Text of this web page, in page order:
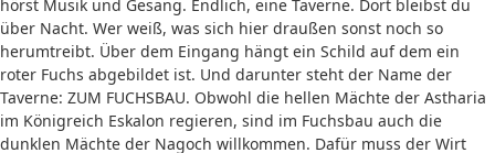
hörst Musik und Gesang. Endlich, eine Taverne. Dort bleibst du
über Nacht. Wer weiß, was sich hier draußen sonst noch so
herumtreibt. Über dem Eingang hängt ein Schild auf dem ein
roter Fuchs abgebildet ist. Und darunter steht der Name der
Taverne: ZUM FUCHSBAU. Obwohl die hellen Mächte der Astharia
im Königreich Eskalon regieren, sind im Fuchsbau auch die
dunklen Mächte der Nagoch willkommen. Dafür muss der Wirt